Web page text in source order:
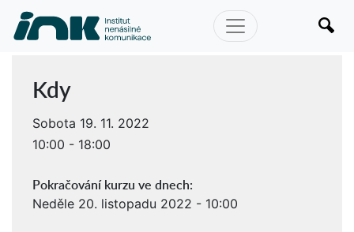
Kdy
Sobota 19. 11. 2022
10:00 - 18:00
Pokračování kurzu ve dnech:
Neděle 20. listopadu 2022 - 10:00